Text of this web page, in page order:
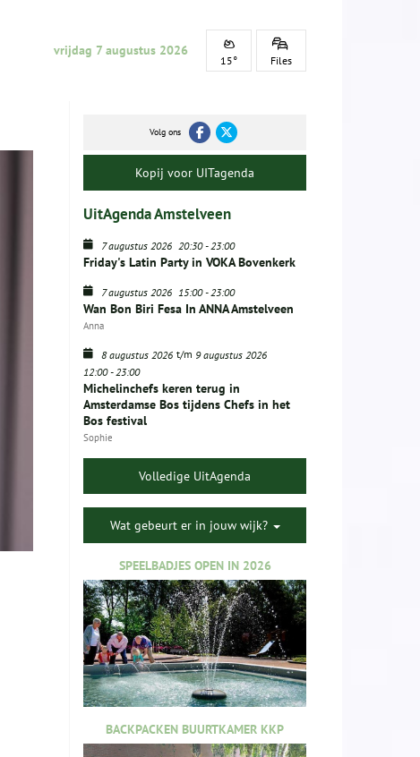
vrijdag 7 augustus 2026
15° Files
Volg ons
Kopij voor UITagenda
UitAgenda Amstelveen
7 augustus 2026 20:30-23:00
Friday's Latin Party in VOKA Bovenkerk
7 augustus 2026 15:00-23:00
Wan Bon Biri Fesa In ANNA Amstelveen
Anna
8 augustus 2026 t/m 9 augustus 2026
12:00-23:00
Michelinchefs keren terug in
Amsterdamse Bos tijdens Chefs in het
Bos festival
Sophie
Volledige UitAgenda
Wat gebeurt er in jouw wijk?
SPEELBADJES OPEN IN 2026
BACKPACKEN BUURTKAMER KKP